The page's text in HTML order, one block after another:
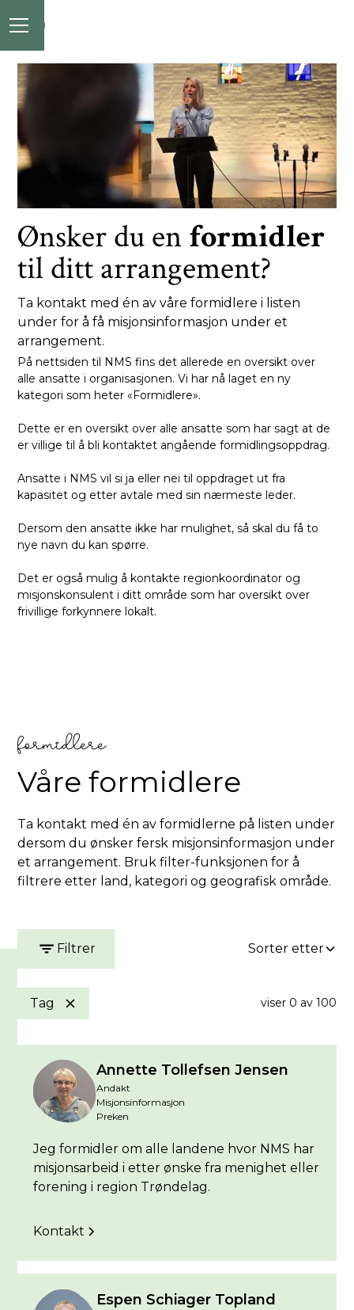
Ønsker du enformidler
til ditt arrangement?
Ta kontakt med én av våre formidlere i listen
under for å få misjonsinformasjon under et
arrangement.
På nettsiden til NMS fins det allerede en oversikt over
alle ansatte i organisasjonen. Vi har nå laget en ny
kategori som heter «Formidlere».
Dette er en oversikt over alle ansatte som har sagt at de
er villige til å bli kontaktet angående formidlingsoppdrag.
Ansatte i NMS vil si ja eller nei til oppdraget ut fra
kapasitet og etter avtale med sin nærmeste leder.
Dersom den ansatte ikke har mulighet, så skal du få to
nye navn du kan spørre.
Det er også mulig å kontakte regionkoordinator og
misjonskonsulent i ditt område som har oversikt over
frivillige forkynnere lokalt.
formidlere
Våre formidlere
Ta kontakt med én av formidlerne på listen under
dersom du ønsker fersk misjonsinformasjon under
et arrangement. Bruk filter-funksjonen for å
filtrere etter land, kategori og geografisk område.
Filtrer Sorter etter
Tag viser 0 av 100
Annette Tollefsen Jensen
Andakt
Misjonsinformasjon
Preken
Jeg formidler om alle landene hvor NMS har
misjonsarbeid i etter ønske fra menighet eller
forening i region Trøndelag.
Kontakt
Espen Schiager Topland